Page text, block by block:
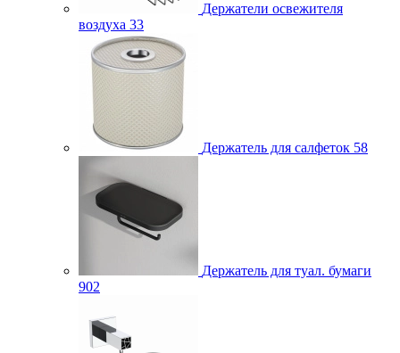
Держатели освежителя
воздуха 33
Держатель для салфеток 58
Держатель для туал. бумаги
902